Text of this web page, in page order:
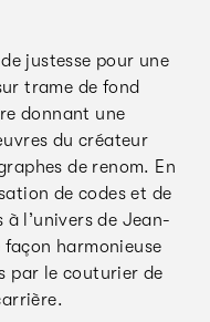
justesse pour une
trame de fond
donnant une
du créateur
de renom. En
de codes et de
à l’univers de Jean-
harmonieuse
par le couturier de